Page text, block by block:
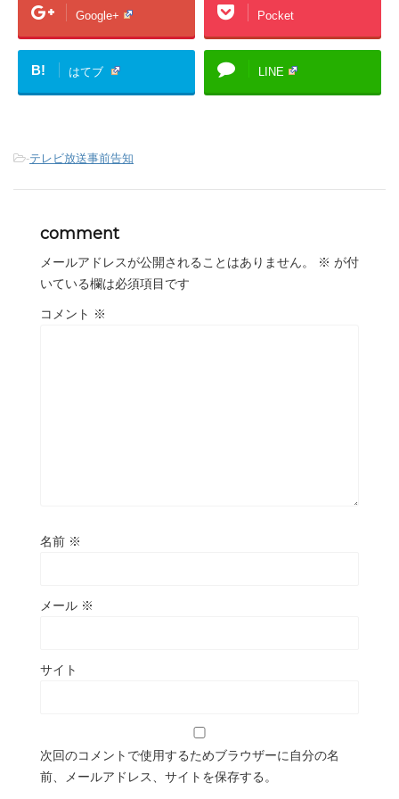
Google+ Pocket
B! はてブ LINE
-テレビ放送事前告知
comment
メールアドレスが公開されることはありません。 ※ が付
いている欄は必須項目です
コメント ※
名前 ※
メール ※
サイト
次回のコメントで使用するためブラウザーに自分の名
前、メールアドレス、サイトを保存する。